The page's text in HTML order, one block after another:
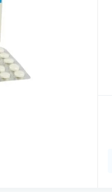
Originale
Originale
Originale